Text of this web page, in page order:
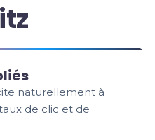
naturellement à
de clic et de